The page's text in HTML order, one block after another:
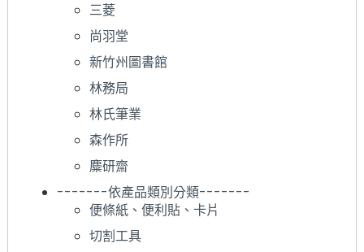
三菱
尚羽堂
新竹州圖書館
林務局
林氏筆業
森作所
麋研齋
-------依產品類別分類-------
便條紙、便利貼、卡片
切割工具